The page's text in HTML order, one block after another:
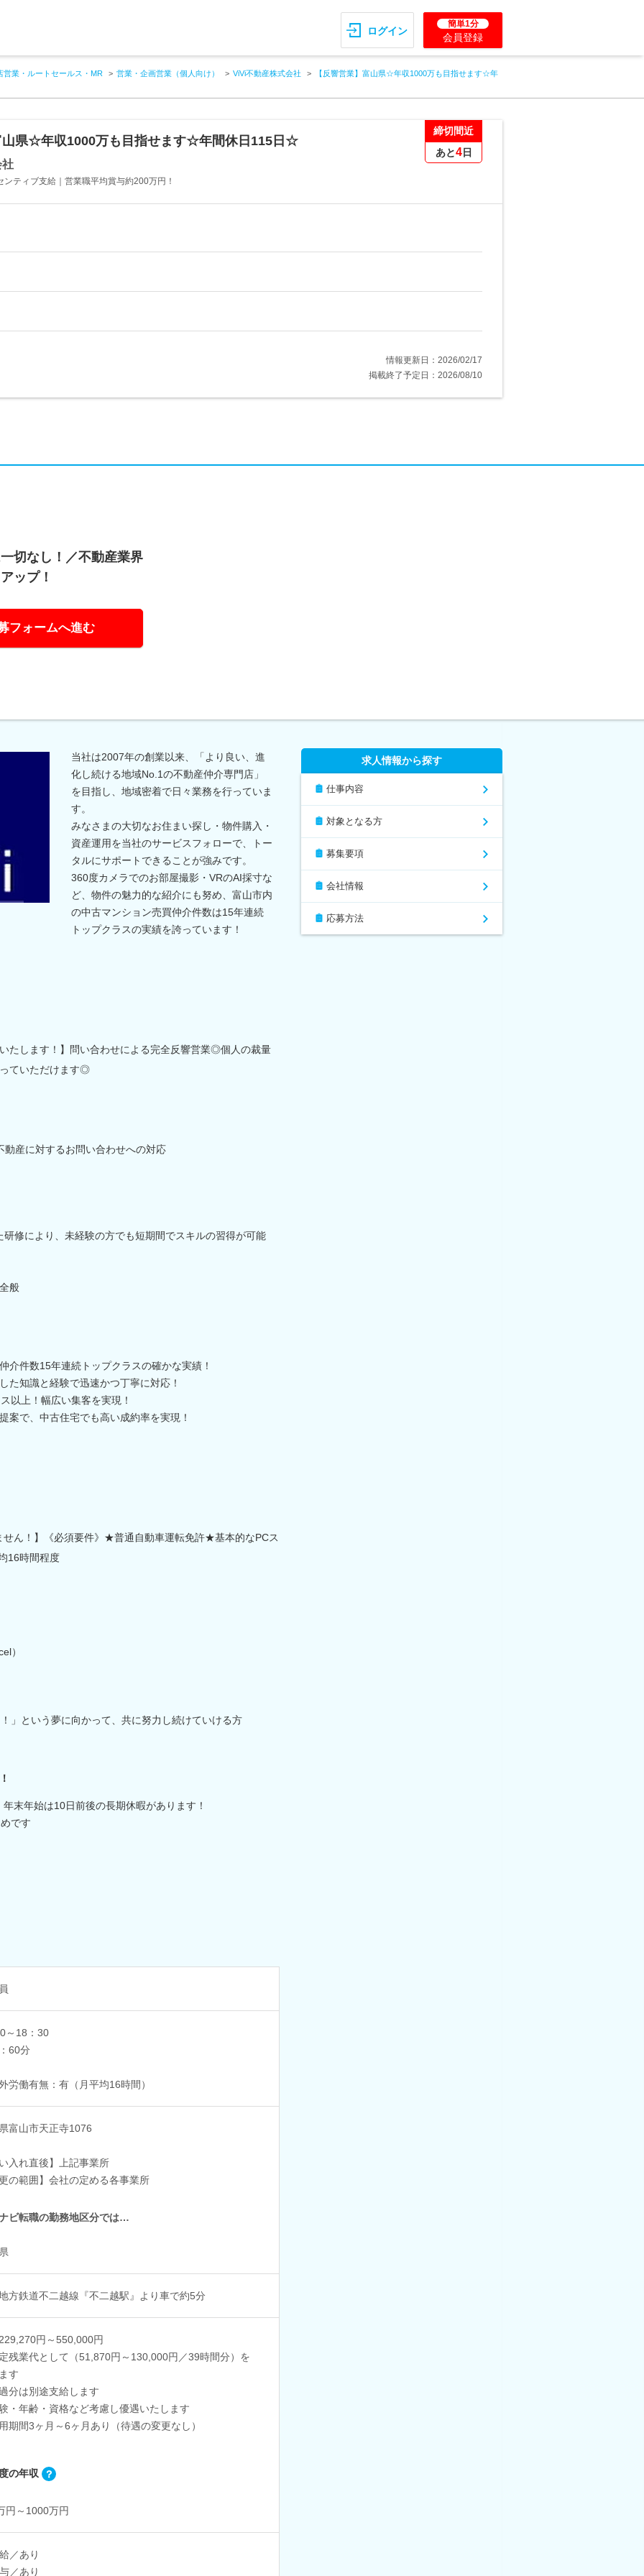
ログイン
簡単1分
会員登録
営業・ルートセールス・MR 営業・企画営業（個人向け） ViVi不動産株式会社 【反響営業】富山県☆年収1000万も目指せます☆年
締切間近
あと4日
山県☆年収1000万も目指せます☆年間休日115日☆
社
ティブ支給｜営業職平均賞与約200万円！
情報更新日：2026/02/17
掲載終了予定日：2026/08/10
切なし！／不動産業界
ップ！
フォームへ進む
当社は2007年の創業以来、「より良い、進
化し続ける地域No.1の不動産仲介専門店」
を目指し、地域密着で日々業務を行っていま
す。
みなさまの大切なお住まい探し・物件購入・
資産運用を当社のサービスフォローで、トー
タルにサポートできることが強みです。
360度カメラでのお部屋撮影・VRのAI採寸な
ど、物件の魅力的な紹介にも努め、富山市内
の中古マンション売買仲介件数は15年連続
トップクラスの実績を誇っています！
たします！】問い合わせによる完全反響営業◎個人の裁量
ていただけます◎
産に対するお問い合わせへの対応
修により、未経験の方でも短期間でスキルの習得が可能
般
件数15年連続トップクラスの確かな実績！
知識と経験で迅速かつ丁寧に対応！
以上！幅広い集客を実現！
で、中古住宅でも高い成約率を実現！
せん！】《必須要件》★普通自動車運転免許★基本的なPCス
16時間程度
）
」という夢に向かって、共に努力し続けていける方
末年始は10日前後の長期休暇があります！
です
～18：30
60分
労働有無：有（月平均16時間）
富山市天正寺1076
入れ直後】上記事業所
の範囲】会社の定める各事業所
ビ転職の勤務地区分では…
方鉄道不二越線『不二越駅』より車で約5分
円～550,000円
残業代として（51,870円～130,000円／39時間分）を
す
分は別途支給します
・年齢・資格など考慮し優遇いたします
期間3ヶ月～6ヶ月あり（待遇の変更なし）
の年収
円～1000万円
／あり
／あり
求人情報から探す
仕事内容
対象となる方
募集要項
会社情報
応募方法